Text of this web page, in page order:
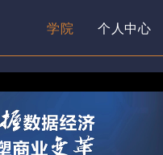
学院 个人中心